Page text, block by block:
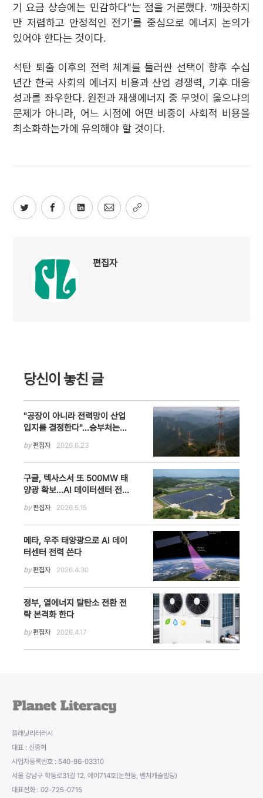
기 요금 상승에는 민감하다"는 점을 거론했다. '깨끗하지
만 저렴하고 안정적인 전기'를 중심으로 에너지 논의가
있어야 한다는 것이다.
석탄 퇴출 이후의 전력 체계를 둘러싼 선택이 향후 수십
년간 한국 사회의 에너지 비용과 산업 경쟁력, 기후 대응
성과를 좌우한다. 원전과 재생에너지 중 무엇이 옳으냐의
문제가 아니라, 어느 시점에 어떤 비중이 사회적 비용을
최소화하는가에 유의해야 할 것이다.
편집자
당신이 놓친 글
"공장이 아니라 전력망이 산업
입지를 결정한다"…승부처는
'에너지 고속도로'
by편집자 2026.6.23
구글, 텍사스서 또 500MW 태
양광 확보…AI 데이터센터 전력
망·탄소중립 전략 가속
by편집자 2026.5.15
메타, 우주 태양광으로 AI 데이
터센터 전력 쓴다
by편집자 2026.4.30
정부, 열에너지 탈탄소 전환 전
략 본격화 한다
by편집자 2026.4.17
플래닛리터러시
대표 : 신종희
사업자등록번호 : 540-86-03310
서울 강남구 학동로31길 12, 에이714호(논현동, 벤처캐슬빌딩)
대표전화 : 02-725-0715